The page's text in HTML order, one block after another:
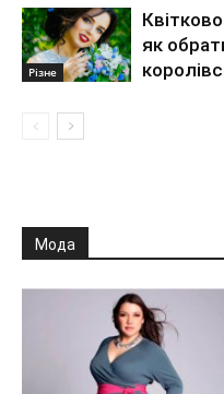
Різне
як
Мода